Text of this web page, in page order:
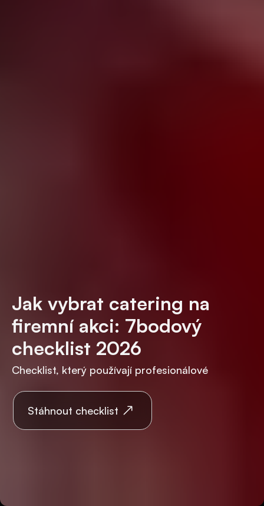
Jak vybrat catering na
firemní akci: 7bodový
checklist 2026
Checklist, který používají profesionálové
Stáhnout checklist